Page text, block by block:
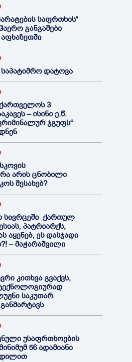
საფრთხის“
განგაშები
საპატიმრო დატოვა
3
– ისინი ე.წ.
ჯგუფს“
არის ცნობილი
შესახებ?
სივრცეში ქართულ
პატრიარქს,
აყენებ, ეს დასჯადი
– მაჭარაშვილი
კითხვა გვაქვს,
საკუთარ
უსაფრთხოების
56 ადამიანი